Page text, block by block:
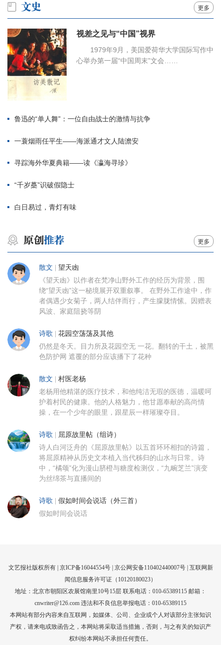
更多
视差之见与“中国”视界
1979年9月，美国爱荷华大学国际写作中
心举办第一届“中国周末”文会……
鲁迅的“单人舞”：一位自由战士的激情与抗争
一蓑烟雨任平生——海派通才文人陆澹安
寻踪海外华夏典籍——读《瀛海寻珍》
“千岁蘽”识破假隐士
白日易过，青灯有味
更多
散文 望天凼
《望天凼》以作者在梵净山野外工作的经历为背景，围
绕“望天凼”这一秘境展开双重叙事。 在野外工作途中，作
者偶遇少女菊子，两人结伴而行，产生朦胧情愫。因赠表
风波、家庭阻挠等阴
诗歌 花园空荡荡及其他
仍然是冬天。目力所及花园空无 一花。翻转的干土，被黑
色防护网 遮覆的部分应该播下了花种
散文 村医老杨
老杨用他精湛的医疗技术，和他纯洁无瑕的医德，温暖呵
护着村民的健康。他的人格魅力，他甘愿奉献的高尚情
操，在一个少年的眼里，跟星辰一样璀璨夺目。
诗歌 屈原故里帖（组诗）
诗人白河泛舟的《屈原故里帖》以五首环环相扣的诗篇，
将屈原精神从历史文本植入当代秭归的山水与日常。诗
中，“橘颂”化为漫山脐橙与糖度检测仪，“九畹芝兰”演变
为丝绵茶与直播间的
诗歌 假如时间会说话（外三首）
假如时间会说话
文艺报社版权所有 | 京ICP备16044554号| 京公网安备110402440007号 | 互联网新
闻信息服务许可证（10120180023）
地址：北京市朝阳区农展馆南里10号15层 联系电话：010-65389115 邮箱：
cnwriter@126.com 违法和不良信息举报电话：010-65389115
本网站有部分内容来自互联网，如媒体、公司、企业或个人对该部分主张知识
产权，请来电或致函告之，本网站将采取适当措施，否则，与之有关的知识产
权纠纷本网站不承担任何责任。